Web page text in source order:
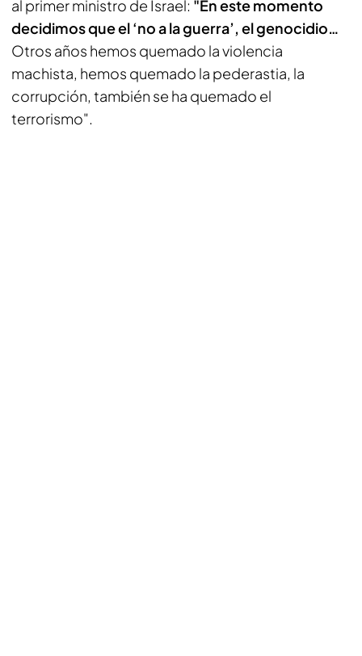
al primer ministro de Israel: "En este momento
decidimos que el ‘no a la guerra’, el genocidio…
Otros años hemos quemado la violencia
machista, hemos quemado la pederastia, la
corrupción, también se ha quemado el
terrorismo".